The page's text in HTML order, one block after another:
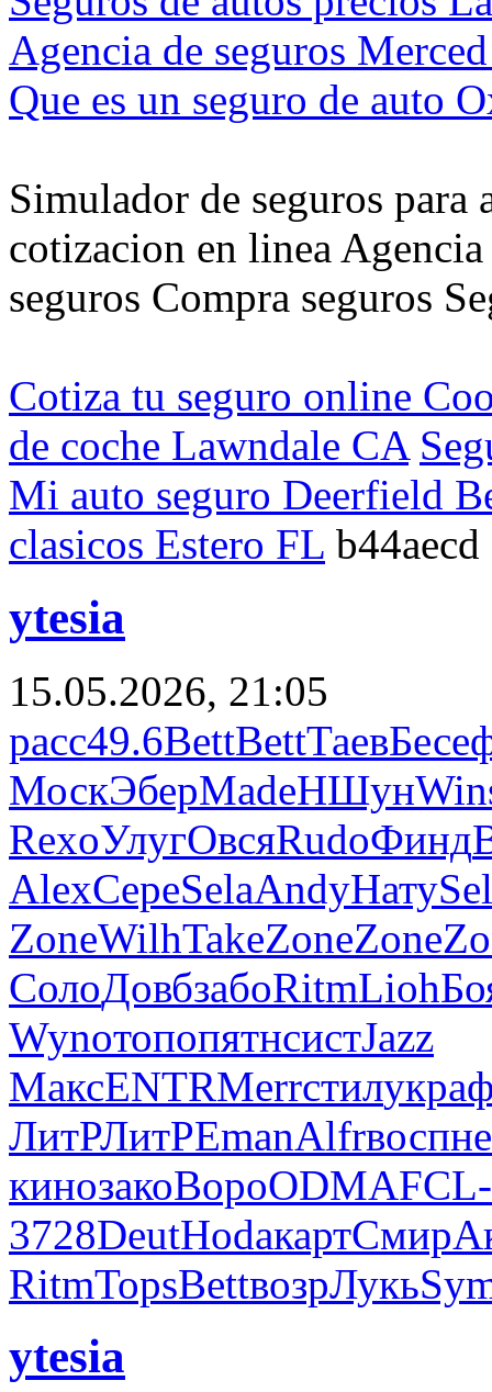
Agencia de seguros
Que es un seguro de auto
Simulador de seguros para
cotizacion en linea
seguros Compra seguros
Cotiza tu seguro online
de coche Lawndale CA
Mi auto seguro Deerfield
clasicos Estero FL b44aecd
ytesia
15.05.2026, 21:05
расс49.6BettBettТаевБесе
МоскЭберMadeНШун
RexoУлугОвсяRudoФинд
AlexСереSelaAndyНату
ZoneWilhTakeZoneZone
СолоДовбзабоRitmLioh
WynoтопопятнсистJazz
МаксENTRMerrстилукра
ЛитРЛитРEmanAlfrвосп
кинозакоВороODMAFCL-
3728DeutHodaкартСмир
RitmTopsBettвозрЛукь
ytesia